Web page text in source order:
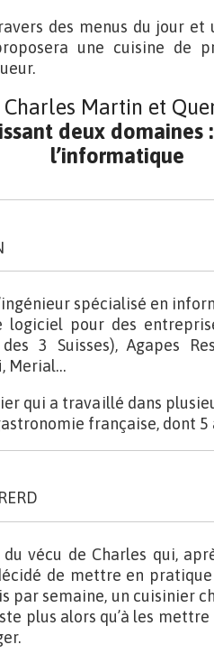
des menus du jour
une cuisine de
Martin et
deux
l’informatique
spécialisé en
logiciel pour des
3 Suisses), Agapes
Merial…
qui a travaillé dans
française, dont
du vécu de Charles qui,
de mettre en
par semaine, un cuisinier
plus alors qu’à les